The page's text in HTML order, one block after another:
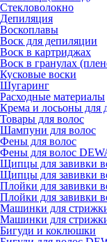
Стекловолокно
Депиляция
Воскоплавы
Воск для депиляции
Воск в картриджах
Воск в гранулах
Кусковые воски
Шугаринг
Расходные материалы
Крема и лосьоны для
Товары для волос
Шампуни для волос
Фены для волос
Фены для волос
Щипцы для завивки
Щипцы для завивки
Плойки для завивки
Плойки для завивки
Машинки для
Машинки для
Бигуди и коклюшки